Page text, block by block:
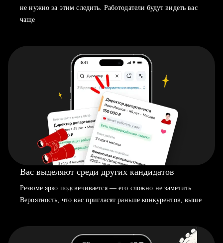
не нужно за этим следить. Работодатели будут видеть вас
чаще
Вас выделяют среди других кандидатов
Резюме ярко подсвечивается — его сложно не заметить.
Вероятность, что вас пригласят раньше конкурентов, выше